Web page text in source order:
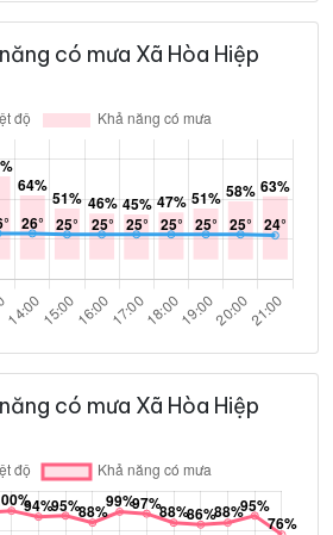
có mưa Xã Hòa Hiệp
có mưa Xã Hòa Hiệp